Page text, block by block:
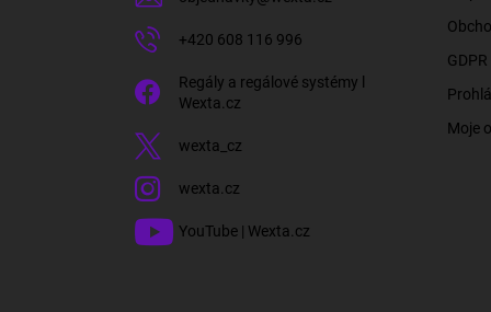
+420 608 116 996
Regály a regálové systémy l
Wexta.cz
wexta_cz
wexta.cz
YouTube | Wexta.cz
Moje